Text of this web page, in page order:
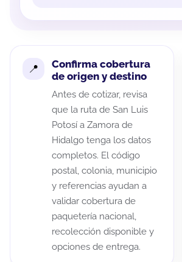
Confirma cobertura
de origen y destino
Antes de cotizar, revisa
que la ruta de San Luis
Potosí a Zamora de
Hidalgo tenga los datos
completos. El código
postal, colonia, municipio
y referencias ayudan a
validar cobertura de
paquetería nacional,
recolección disponible y
opciones de entrega.